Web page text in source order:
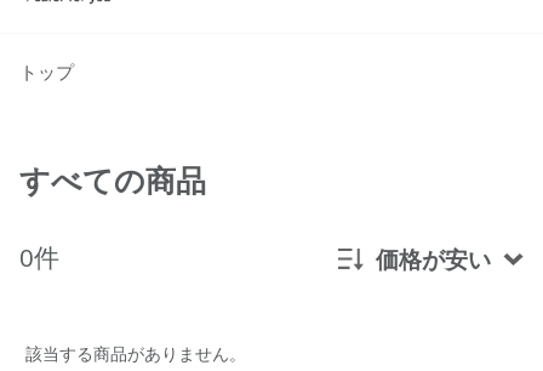
トップ
すべての商品
0件 価格が安い
該当する商品がありません。